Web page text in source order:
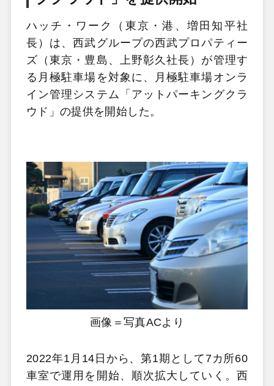
ハッチ・ワーク（東京・港、増田知平社
長）は、西武グループの西武プロパティー
ズ（東京・豊島、上野彰久社長）が管理す
る月極駐車場を対象に、月極駐車場オンラ
イン管理システム「アットパーキングクラ
ウド」の提供を開始した。
画像＝写真ACより
2022年1月14日から、第1期として7カ所60
車室で運用を開始、順次拡大していく。西